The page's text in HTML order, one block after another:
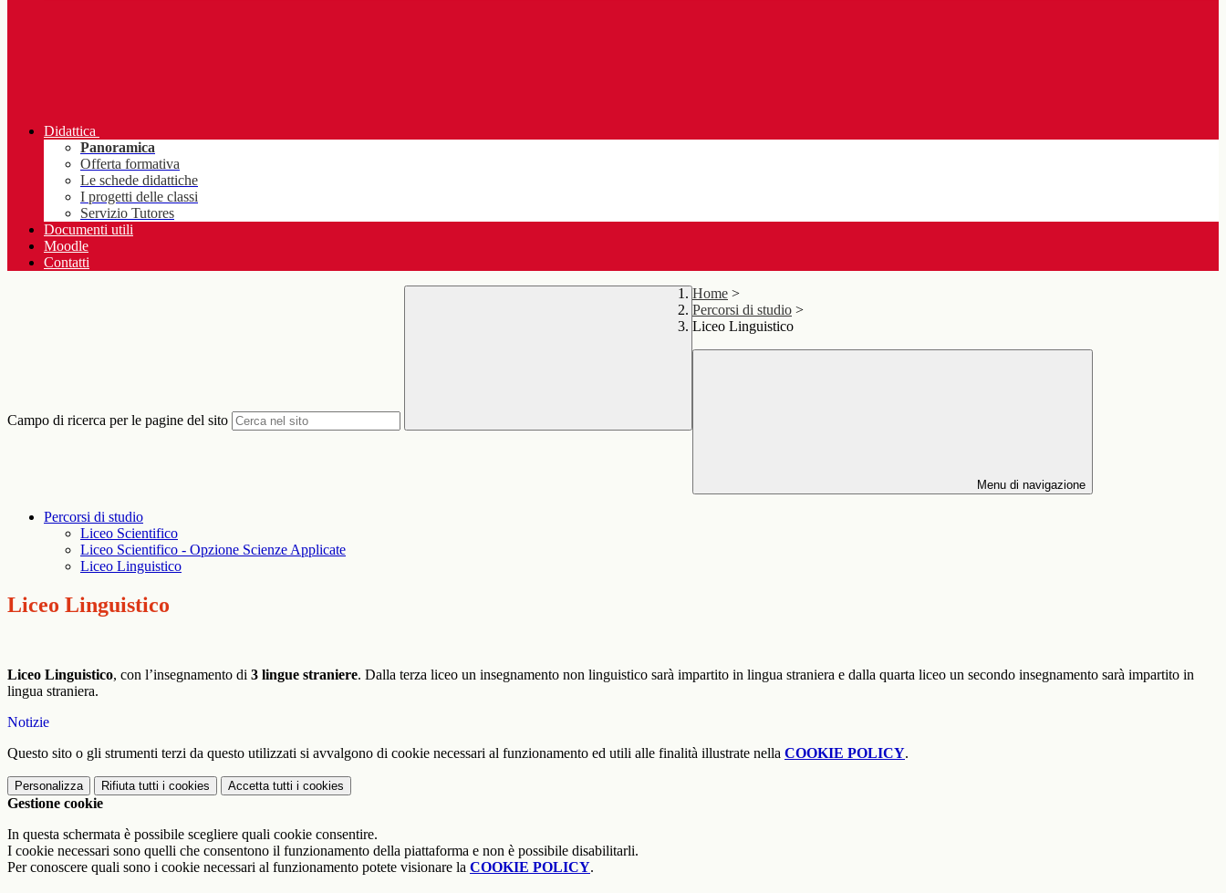
Didattica
Panoramica
Offerta formativa
Le schede didattiche
I progetti delle classi
Servizio Tutores
Documenti utili
Moodle
Contatti
Campo di ricerca per le pagine del sito
Home >
Percorsi di studio >
Liceo Linguistico
Menu di navigazione
Percorsi di studio
Liceo Scientifico
Liceo Scientifico - Opzione Scienze Applicate
Liceo Linguistico
Liceo Linguistico
Liceo Linguistico, con l’insegnamento di 3 lingue straniere. Dalla terza liceo un insegnamento non linguistico sarà impartito in lingua straniera e dalla quarta liceo un secondo insegnamento sarà impartito in
lingua straniera.
Notizie
Questo sito o gli strumenti terzi da questo utilizzati si avvalgono di cookie necessari al funzionamento ed utili alle finalità illustrate nella COOKIE POLICY.
Personalizza Rifiuta tutti i cookies Accetta tutti i cookies
Gestione cookie
In questa schermata è possibile scegliere quali cookie consentire.
I cookie necessari sono quelli che consentono il funzionamento della piattaforma e non è possibile disabilitarli.
Per conoscere quali sono i cookie necessari al funzionamento potete visionare la COOKIE POLICY.